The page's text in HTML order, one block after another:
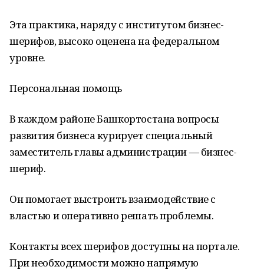
Эта практика, наряду с институтом бизнес-
шерифов, высоко оценена на федеральном
уровне.
Персональная помощь
В каждом районе Башкортостана вопросы
развития бизнеса курирует специальный
заместитель главы администрации — бизнес-
шериф.
Он помогает выстроить взаимодействие с
властью и оперативно решать проблемы.
Контакты всех шерифов доступны на портале.
При необходимости можно напрямую